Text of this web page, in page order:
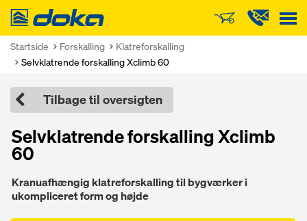
Doka
Startside Forskalling
Klatreforskalling
Selvklatrende forskalling Xclimb 60
Tilbage til oversigten
Selvklatrende forskalling Xclimb
60
Kranuafhængig klatreforskalling til bygværker i
ukompliceret form og højde